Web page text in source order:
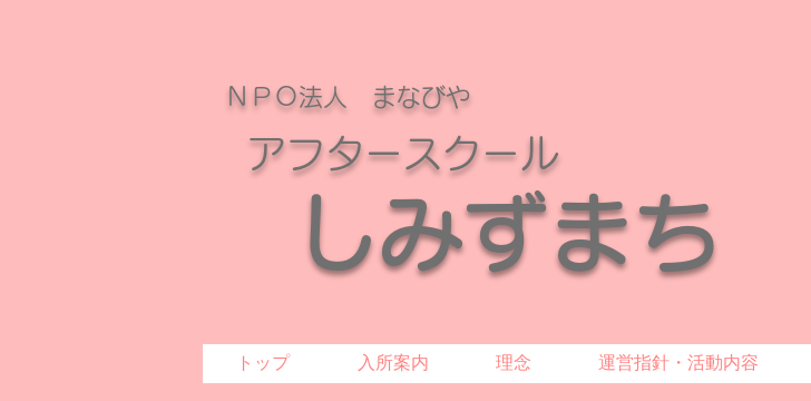
ＮＰＯ法人 まなびや
アフタースクール
​しみずまち
トップ 入所案内 理念 運営指針・活動内容